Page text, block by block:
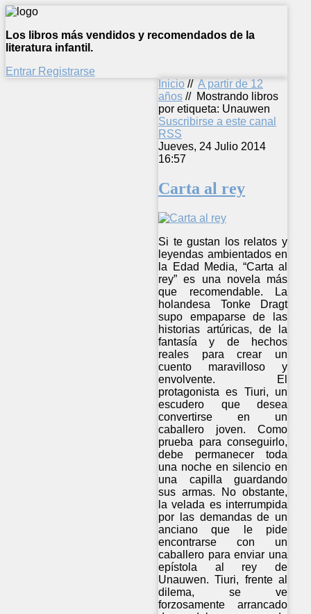
Los libros más vendidos y recomendados de la
literatura infantil.
Entrar Registrarse
Inicio // A partir de 12
años // Mostrando libros
por etiqueta: Unauwen
Suscribirse a este canal
RSS
Jueves, 24 Julio 2014
16:57
Carta al rey
Si te gustan los relatos y
leyendas ambientados en
la Edad Media, “Carta al
rey” es una novela más
que recomendable. La
holandesa Tonke Dragt
supo empaparse de las
historias artúricas, de la
fantasía y de hechos
reales para crear un
cuento maravilloso y
envolvente. El
protagonista es Tiuri, un
escudero que desea
convertirse en un
caballero joven. Como
prueba para conseguirlo,
debe permanecer toda
una noche en silencio en
una capilla guardando
sus armas. No obstante,
la velada es interrumpida
por las demandas de un
anciano que le pide
encontrarse con un
caballero para enviar una
epístola al rey de
Unauwen. Tiuri, frente al
dilema, se ve
forzosamente arrancado